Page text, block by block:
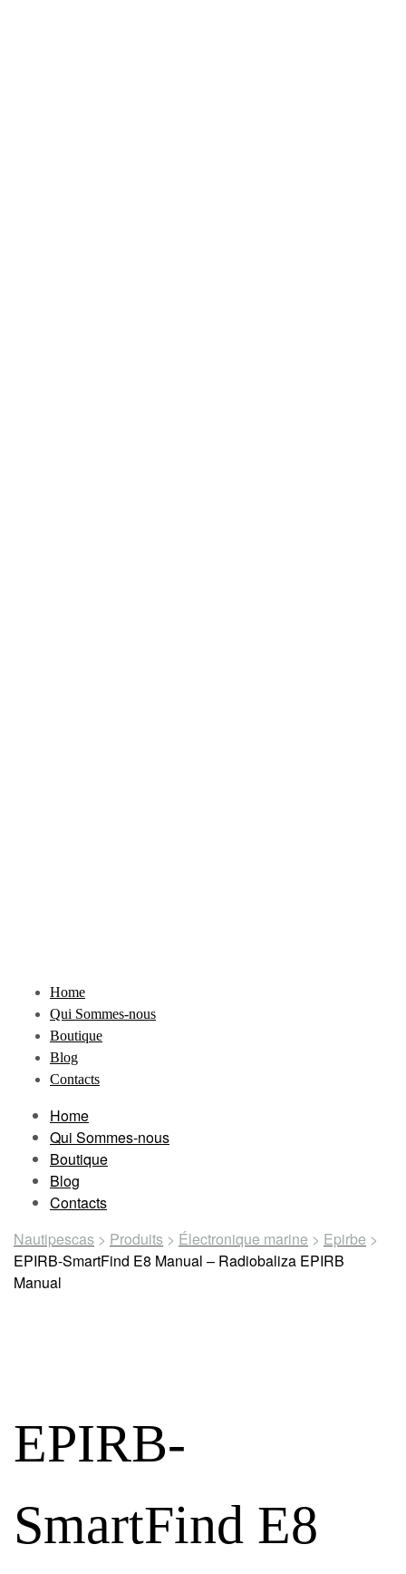
Home
Qui Sommes-nous
Boutique
Blog
Contacts
Home
Qui Sommes-nous
Boutique
Blog
Contacts
Nautipescas > Produits > Électronique marine > Epirbe >
EPIRB-SmartFind E8 Manual – Radiobaliza EPIRB
Manual
EPIRB-
SmartFind E8